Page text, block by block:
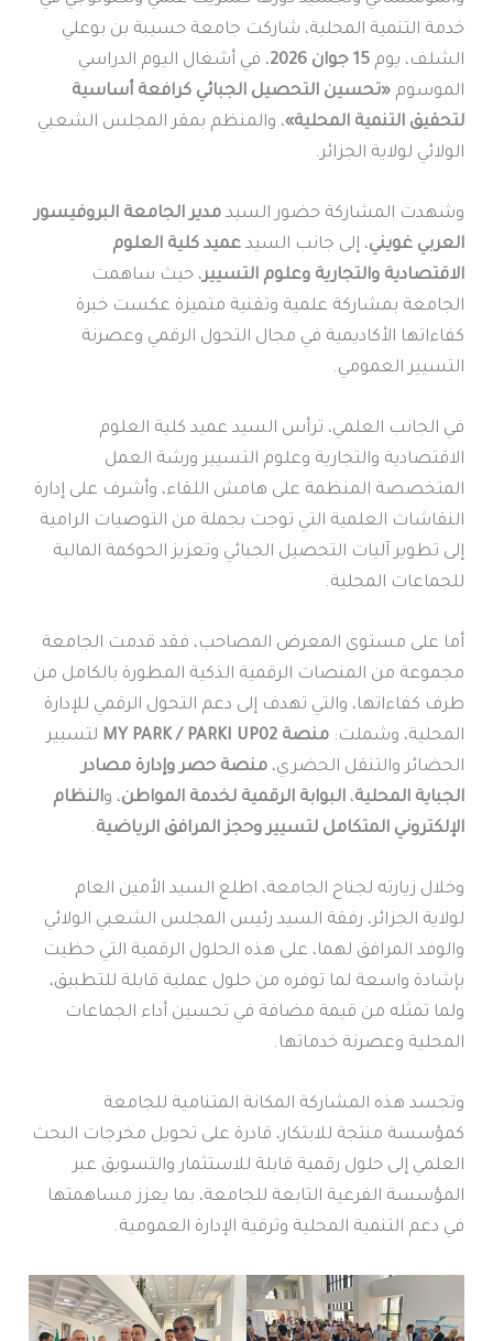
خدمة التنمية المحلية، شاركت جامعة حسيبة بن بوعلي
الشلف، يوم15 جوان 2026
، في أشغال اليوم الدراسي
الموسوم«تحسين التحصيل الجبائي كرافعة أساسية
لتحقيق التنمية المحلية»، والمنظم بمقر المجلس الشعبي
الولائي لولاية الجزائر.
وشهدت المشاركة حضور السيدمدير الجامعة البروفيسور
العربي غويني، إلى جانب السيدعميد كلية العلوم
الاقتصادية والتجارية وعلوم التسيير، حيث ساهمت
الجامعة بمشاركة علمية وتقنية متميزة عكست خبرة
كفاءاتها الأكاديمية في مجال التحول الرقمي وعصرنة
التسيير العمومي.
في الجانب العلمي، ترأس السيد عميد كلية العلوم
الاقتصادية والتجارية وعلوم التسيير ورشة العمل
المتخصصة المنظمة على هامش اللقاء، وأشرف على إدارة
النقاشات العلمية التي توجت بجملة من التوصيات الرامية
إلى تطوير آليات التحصيل الجبائي وتعزيز الحوكمة المالية
للجماعات المحلية.
أما على مستوى المعرض المصاحب، فقد قدمت الجامعة
مجموعة من المنصات الرقمية الذكية المطورة بالكامل من
طرف كفاءاتها، والتي تهدف إلى دعم التحول الرقمي للإدارة
المحلية، وشملت:منصة MY PARK / PARKI UP02
لتسيير
الحضائر والتنقل الحضري،منصة حصر وإدارة مصادر
الجباية المحلية،البوابة الرقمية لخدمة المواطن، والنظام
الإلكتروني المتكامل لتسيير وحجز المرافق الرياضية.
وخلال زيارته لجناح الجامعة، اطلع السيد الأمين العام
لولاية الجزائر، رفقة السيد رئيس المجلس الشعبي الولائي
والوفد المرافق لهما، على هذه الحلول الرقمية التي حظيت
بإشادة واسعة لما توفره من حلول عملية قابلة للتطبيق،
ولما تمثله من قيمة مضافة في تحسين أداء الجماعات
المحلية وعصرنة خدماتها.
وتجسد هذه المشاركة المكانة المتنامية للجامعة
كمؤسسة منتجة للابتكار، قادرة على تحويل مخرجات البحث
العلمي إلى حلول رقمية قابلة للاستثمار والتسويق عبر
المؤسسة الفرعية التابعة للجامعة، بما يعزز مساهمتها
في دعم التنمية المحلية وترقية الإدارة العمومية.